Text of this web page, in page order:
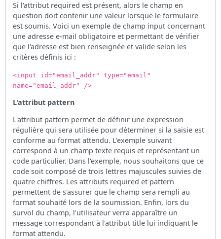
Si l'attribut required est présent, alors le champ en
question doit contenir une valeur lorsque le formulaire
est soumis. Voici un exemple de champ input concernant
une adresse e-mail obligatoire et permettant de vérifier
que l'adresse est bien renseignée et valide selon les
critères définis ici :
<input id="email_addr" type="email"
name="email_addr" />
L'attribut pattern
L'attribut pattern permet de définir une expression
régulière qui sera utilisée pour déterminer si la saisie est
conforme au format attendu. L'exemple suivant
correspond à un champ texte requis et représentant un
code particulier. Dans l'exemple, nous souhaitons que ce
code soit composé de trois lettres majuscules suivies de
quatre chiffres. Les attributs required et pattern
permettent de s'assurer que le champ sera rempli au
format souhaité lors de la soumission. Enfin, lors du
survol du champ, l'utilisateur verra apparaître un
message correspondant à l'attribut title lui indiquant le
format attendu.